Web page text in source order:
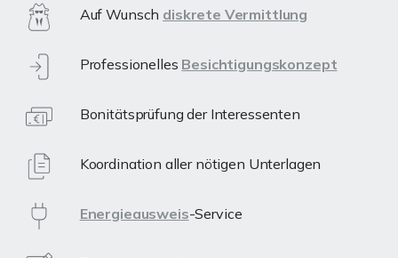
Auf Wunsch diskrete Vermittlung
Professionelles Besichtigungskonzept
Bonitätsprüfung der Interessenten
Koordination aller nötigen Unterlagen
Energieausweis-Service